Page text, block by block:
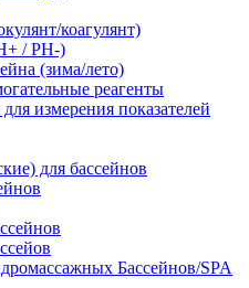
коагулянт)
/ PH-)
(зима/лето)
реагенты
измерения показателей
для бассейнов
Бассейнов/SPA